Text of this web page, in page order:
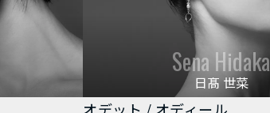
Sena Hidaka
日髙 世菜
オデット / オディール